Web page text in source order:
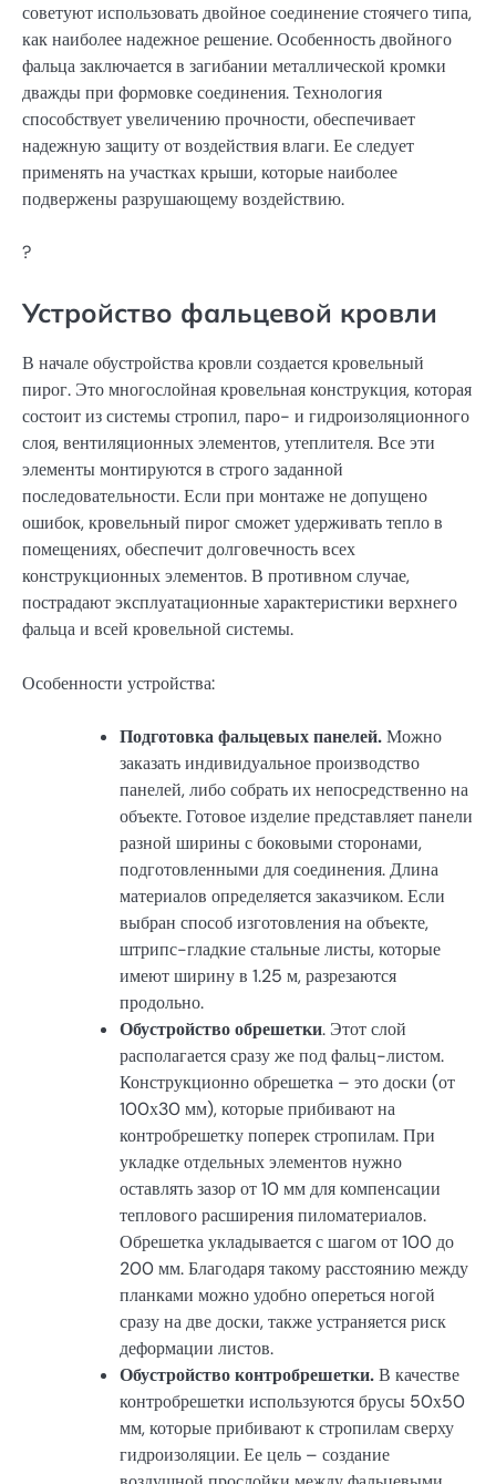
советуют использовать двойное соединение стоячего типа,
как наиболее надежное решение. Особенность двойного
фальца заключается в загибании металлической кромки
дважды при формовке соединения. Технология
способствует увеличению прочности, обеспечивает
надежную защиту от воздействия влаги. Ее следует
применять на участках крыши, которые наиболее
подвержены разрушающему воздействию.
?
Устройство фальцевой кровли
В начале обустройства кровли создается кровельный
пирог. Это многослойная кровельная конструкция, которая
состоит из системы стропил, паро- и гидроизоляционного
слоя, вентиляционных элементов, утеплителя. Все эти
элементы монтируются в строго заданной
последовательности. Если при монтаже не допущено
ошибок, кровельный пирог сможет удерживать тепло в
помещениях, обеспечит долговечность всех
конструкционных элементов. В противном случае,
пострадают эксплуатационные характеристики верхнего
фальца и всей кровельной системы.
Особенности устройства:
Подготовка фальцевых панелей.Можно
заказать индивидуальное производство
панелей, либо собрать их непосредственно на
объекте. Готовое изделие представляет панели
разной ширины с боковыми сторонами,
подготовленными для соединения. Длина
материалов определяется заказчиком. Если
выбран способ изготовления на объекте,
штрипс-гладкие стальные листы, которые
имеют ширину в 1.25 м, разрезаются
продольно.
Обустройство обрешетки. Этот слой
располагается сразу же под фальц-листом.
Конструкционно обрешетка – это доски (от
100х30 мм), которые прибивают на
контробрешетку поперек стропилам. При
укладке отдельных элементов нужно
оставлять зазор от 10 мм для компенсации
теплового расширения пиломатериалов.
Обрешетка укладывается с шагом от 100 до
200 мм. Благодаря такому расстоянию между
планками можно удобно опереться ногой
сразу на две доски, также устраняется риск
деформации листов.
Обустройство контробрешетки.В качестве
контробрешетки используются брусы 50х50
мм, которые прибивают к стропилам сверху
гидроизоляции. Ее цель – создание